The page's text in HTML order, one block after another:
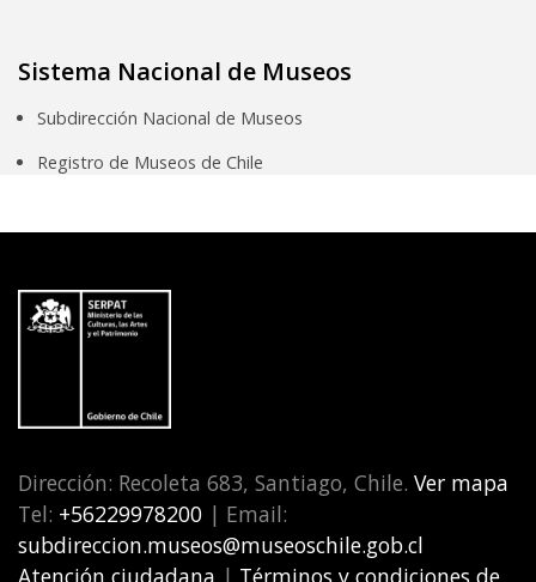
Sistema Nacional de Museos
Subdirección Nacional de Museos
Registro de Museos de Chile
Dirección: Recoleta 683, Santiago, Chile. Ver mapa
Tel: +56229978200 | Email:
subdireccion.museos@museoschile.gob.cl